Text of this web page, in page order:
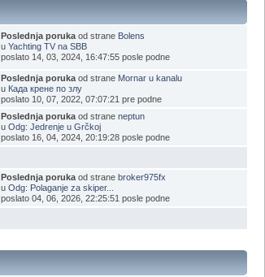
Poslednja poruka od strane Bolens
uYachting TV na SBB
poslato 14, 03, 2024, 16:47:55 posle podne
Poslednja poruka od strane Mornar u kanalu
u Када крене по злу
poslato 10, 07, 2022, 07:07:21 pre podne
Poslednja poruka od straneneptun
uOdg: Jedrenje u Grčkoj
poslato 16, 04, 2024, 20:19:28 posle podne
Poslednja poruka od stranebroker975fx
uOdg: Polaganje za skiper...
poslato 04, 06, 2026, 22:25:51 posle podne